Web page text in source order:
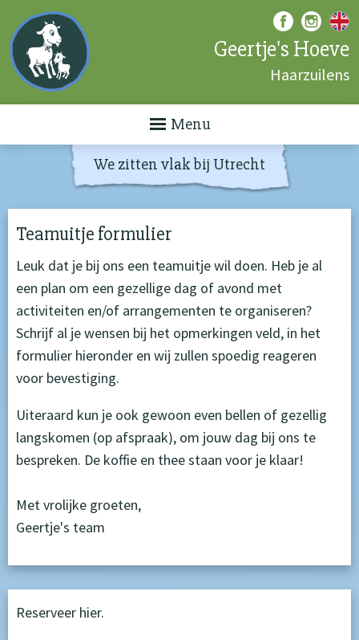
Geertje's Hoeve
Haarzuilens
Menu
We zitten vlak bij Utrecht
Teamuitje formulier
Leuk dat je bij ons een teamuitje wil doen. Heb je al
een plan om een gezellige dag of avond met
activiteiten en/of arrangementen te organiseren?
Schrijf al je wensen bij het opmerkingen veld, in het
formulier hieronder en wij zullen spoedig reageren
voor bevestiging.
Uiteraard kun je ook gewoon even bellen of gezellig
langskomen (op afspraak), om jouw dag bij ons te
bespreken. De koffie en thee staan voor je klaar!
Met vrolijke groeten,
Geertje's team
Reserveer hier.